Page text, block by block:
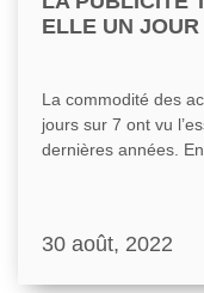
ELLE UN
La commodité des
jours sur 7 ont vu
dernières années. En
30 août, 2022